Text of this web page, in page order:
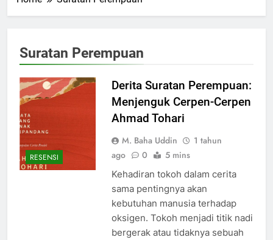
Suratan Perempuan
RESENSI
Derita Suratan Perempuan:
Menjenguk Cerpen-Cerpen
Ahmad Tohari
M. Baha Uddin
1 tahun
ago
0 5 mins
Kehadiran tokoh dalam cerita
sama pentingnya akan
kebutuhan manusia terhadap
oksigen. Tokoh menjadi titik nadi
bergerak atau tidaknya sebuah